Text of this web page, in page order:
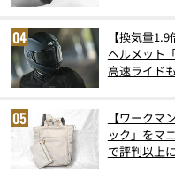
【換気量
ヘルメット
高速ライド
【ワークマ
ック」をマ
で評判以上